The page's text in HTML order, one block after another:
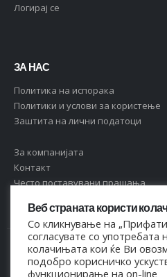
Логирај се
ЗА НАС
Политика на испорака
Политики и услови за користење
Заштита на лични податоци
За компанијата
Контакт
Често поставувани прашања
© Copyright 2021. Сите права се
- 4044021518150
Веб страната користи
Со кликнување на
согласувате со употребата
колачињата кои ќе Ви
подобро корисничко
функционирање на on-line